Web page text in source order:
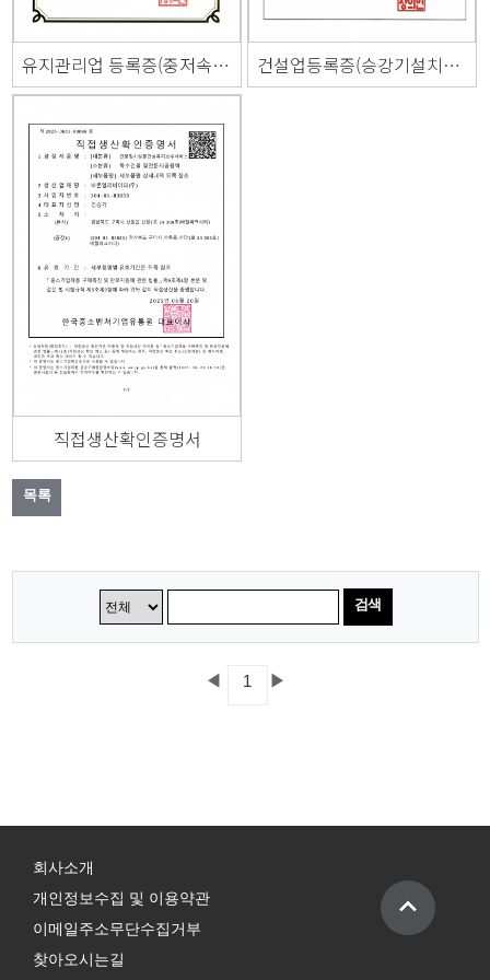
유지관리업 등록증(중저속 승강기) 건설업등록증(승강기설치공사업)
직접생산확인증명서
목록
검색
◀ 1 ▶
회사소개
개인정보수집 및 이용약관
이메일주소무단수집거부
찾아오시는길